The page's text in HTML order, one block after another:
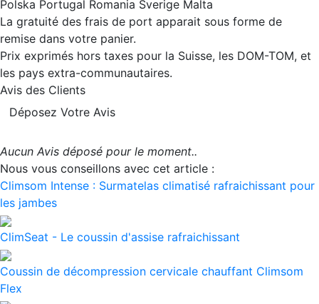
Polska Portugal Romania Sverige Malta
La gratuité des frais de port apparait sous forme de
remise dans votre panier.
Prix exprimés hors taxes pour la Suisse, les DOM-TOM, et
les pays extra-communautaires.
Avis des Clients
Déposez Votre Avis
Aucun Avis déposé pour le moment..
Nous vous conseillons avec cet article :
Climsom Intense : Surmatelas climatisé rafraichissant pour
les jambes
ClimSeat - Le coussin d'assise rafraichissant
Coussin de décompression cervicale chauffant Climsom
Flex